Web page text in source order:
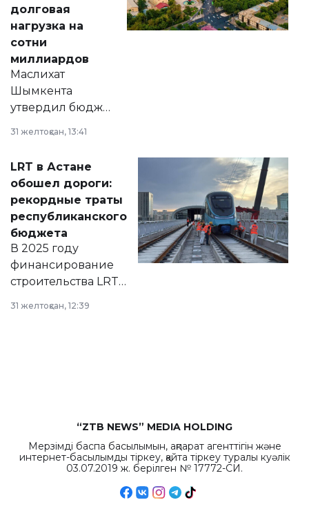
долговая
нагрузка на
сотни
миллиардов
Маслихат
Шымкента
утвердил бюджет
2028 годы.
документ
появился в базе
нормативных
правовых актов и
на сайте маслихат
города.
31 желтоқсан, 13:41
LRT в Астане
обошел дороги:
рекордные траты
республиканского
бюджета
В 2025 году
финансирование
строительства LRT
республиканского
31 желтоқсан, 12:39
“ZTB NEWS” MEDIA HOLDING
Мерзімді баспа басылымын, ақпарат агенттігін және
интернет-басылымды тіркеу, қайта тіркеу туралы куәлік
03.07.2019 ж. берілген № 17772-СИ.